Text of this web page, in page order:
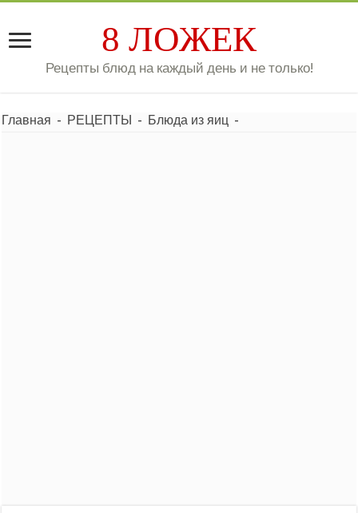
8 ЛОЖЕК
Рецепты блюд на каждый день и не только!
Главная - РЕЦЕПТЫ - Блюда из яиц -